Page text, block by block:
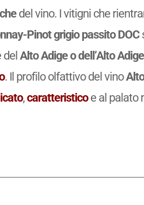
del vino. I vitigni che
Pinot grigio passito DOC
delAlto Adige o dell’Alto
. Il profilo olfattivo del vino
,caratteristicoe al palato